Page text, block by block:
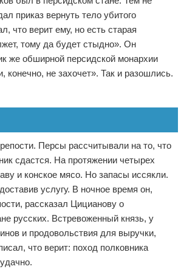
приказ вернуть тело убитого
что верит ему, но есть старая
тому да будет стыдно». Он
же обширной персидской монархии
конечно, не захочет». Так и разошлись.
Персы рассчитывали на то, что
сдастся. На протяжении четырех
и конское мясо. Но запасы иссякли.
услугу. В ночное время он,
рассказал Цицианову о
русских. Встревоженный князь, у
и продовольствия для выручки,
что верит: поход полковника